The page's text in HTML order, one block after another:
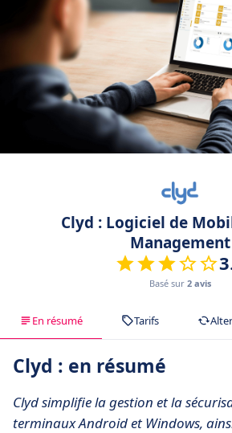
Clyd : Logiciel de
Management
Basé sur 2 avis
En résumé Tarifs
Clyd : en résumé
Clyd simplifie la gestion et la
terminaux Android et Windows,